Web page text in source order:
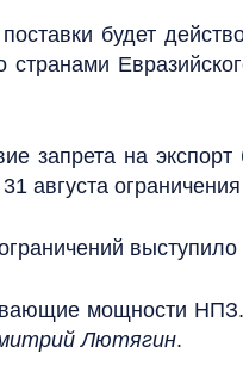
будет
запрета на
августа
мощности
Лютягин.